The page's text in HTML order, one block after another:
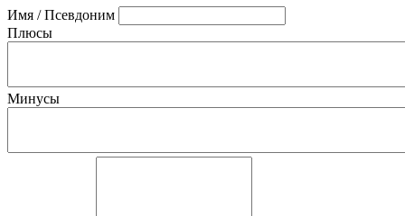
Имя / Псевдоним
Плюсы
Минусы